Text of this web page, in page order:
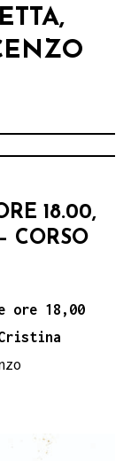
18.00,
CORSO
ore 18,00